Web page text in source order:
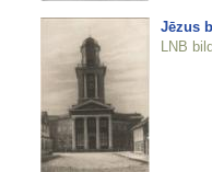
Jēzus
LNB